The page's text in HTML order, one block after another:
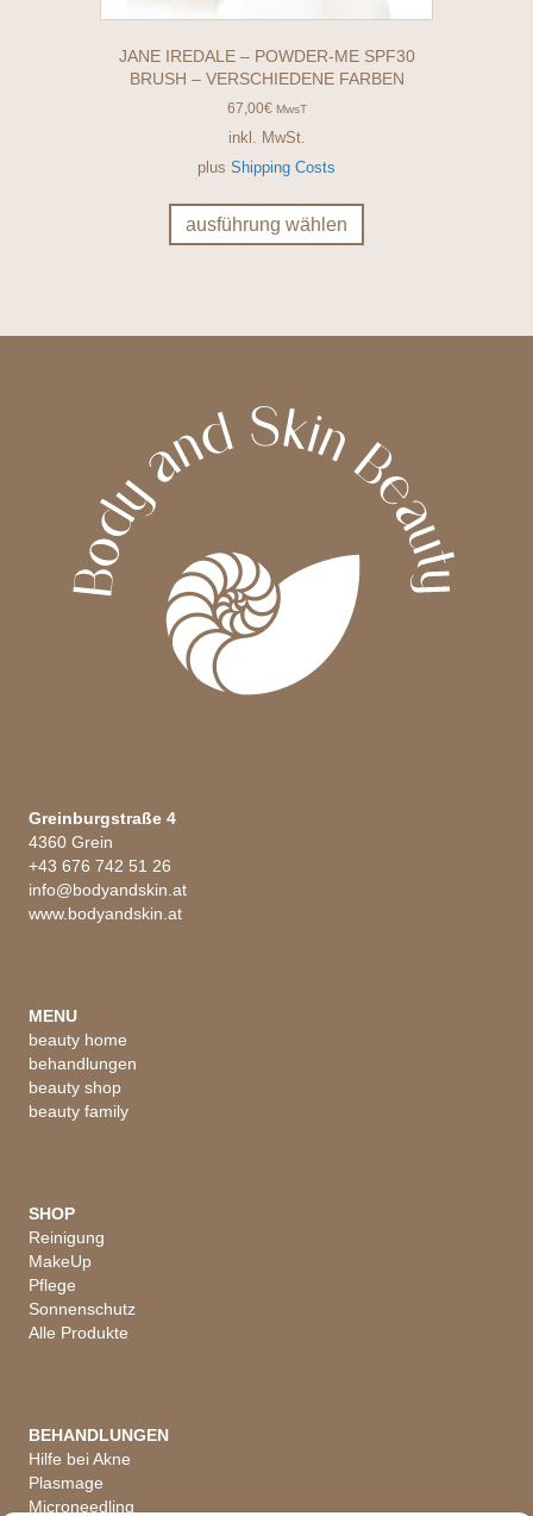
JANE IREDALE – POWDER-ME SPF30
BRUSH – VERSCHIEDENE FARBEN
67,00€ MwsT
inkl. MwSt.
plus Shipping Costs
ausführung wählen
weist
Die
Produktseite
gewählt
werden
Greinburgstraße 4
4360 Grein
+43 676 742 51 26
info@bodyandskin.at
www.bodyandskin.at
MENU
beauty home
behandlungen
beauty shop
beauty family
SHOP
Reinigung
MakeUp
Pflege
Sonnenschutz
Alle Produkte
BEHANDLUNGEN
Hilfe bei Akne
Plasmage
Microneedling